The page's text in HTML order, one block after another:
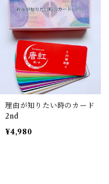
理由が知りたい時のカード
2nd
¥4,980